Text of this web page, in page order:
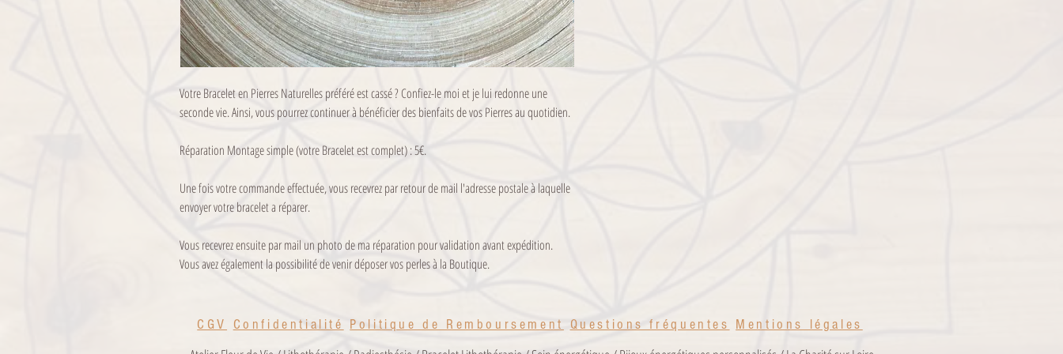
Votre Bracelet en Pierres Naturelles préféré est cassé ? Confiez-le moi et je lui redonne une
seconde vie. Ainsi, vous pourrez continuer à bénéficier des bienfaits de vos Pierres au quotidien.
Réparation Montage simple (votre Bracelet est complet) : 5€.
Une fois votre commande effectuée, vous recevrez par retour de mail l'adresse postale à laquelle
envoyer votre bracelet a réparer.
Vous recevrez ensuite par mail un photo de ma réparation pour validation avant expédition.
Vous avez également la possibilité de venir déposer vos perles à la Boutique.
CGV Confidentialité Politique de Remboursement Questions fréquentes Men tions légales